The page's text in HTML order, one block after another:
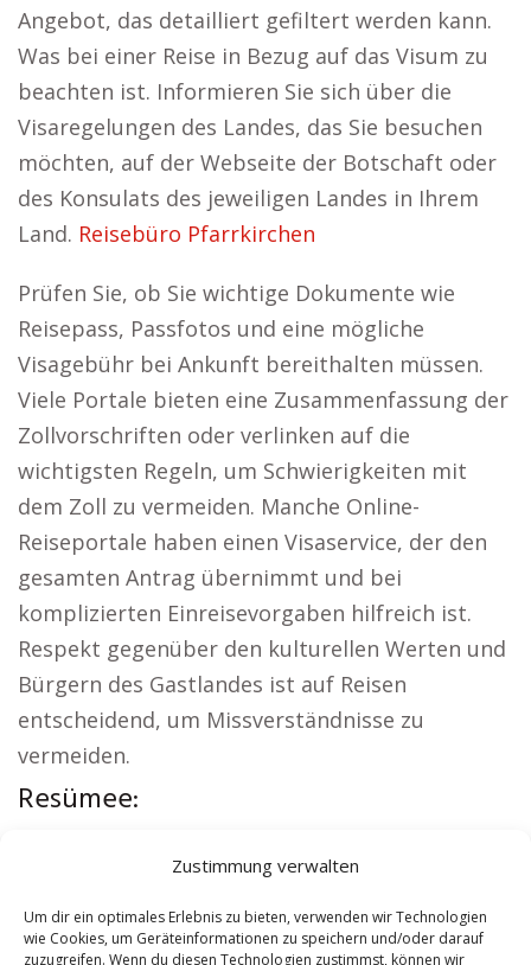
Zustimmung verwalten
Um dir ein optimales Erlebnis zu bieten, verwenden wir Technologien
wie Cookies, um Geräteinformationen zu speichern und/oder darauf
zuzugreifen. Wenn du diesen Technologien zustimmst, können wir
Angebot, das detailliert gefiltert werden kann.
Was bei einer Reise in Bezug auf das Visum zu
beachten ist. Informieren Sie sich über die
Visaregelungen des Landes, das Sie besuchen
möchten, auf der Webseite der Botschaft oder
des Konsulats des jeweiligen Landes in Ihrem
Land. Reisebüro Pfarrkirchen
Prüfen Sie, ob Sie wichtige Dokumente wie
Reisepass, Passfotos und eine mögliche
Visagebühr bei Ankunft bereithalten müssen.
Viele Portale bieten eine Zusammenfassung der
Zollvorschriften oder verlinken auf die
wichtigsten Regeln, um Schwierigkeiten mit
dem Zoll zu vermeiden. Manche Online-
Reiseportale haben einen Visaservice, der den
gesamten Antrag übernimmt und bei
komplizierten Einreisevorgaben hilfreich ist.
Respekt gegenüber den kulturellen Werten und
Bürgern des Gastlandes ist auf Reisen
entscheidend, um Missverständnisse zu
vermeiden.
Resümee:
Autovermietung Lieberose|Sicherheitsdienst
Lieberose|Hauskauf Lieberose|Hundeschule
Lieberose|Schamane Lieberose